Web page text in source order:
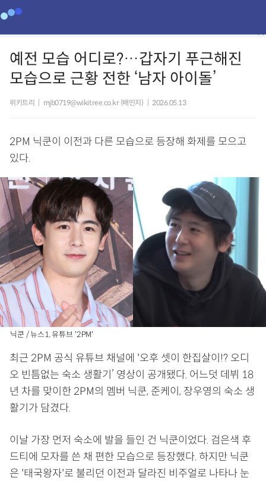
예전 모습 어디로?…갑자기 푸근해진
모습으로 근황 전한 ‘남자 아이돌’
위키트리 mjb0719@wikitree.co.kr (배민지) 2026.05.13
2PM 닉쿤이 이전과 다른 모습으로 등장해 화제를 모으고
있다.
닉쿤 / 뉴스1, 유튜브 '2PM'
최근 2PM 공식 유튜브 채널에 '오후 셋이 한집살이!? 오디
오 빈틈없는 숙소 생활기’ 영상이 공개됐다. 어느덧 데뷔 18
년 차를 맞이한 2PM의 멤버 닉쿤, 준케이, 장우영의 숙소 생
활기가 담겼다.
이날 가장 먼저 숙소에 발을 들인 건 닉쿤이었다. 검은색 후
드티에 모자를 쓴 채 편한 모습으로 등장했다. 하지만 닉쿤
은 '태국왕자'로 불리던 이전과 달라진 비주얼로 나타나 눈